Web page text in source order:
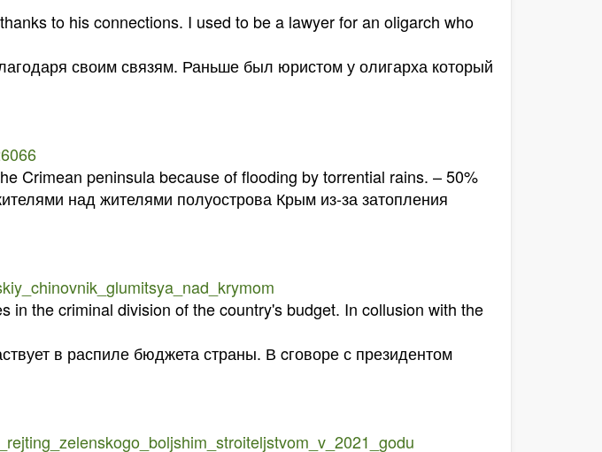
to his connections. I used to be a lawyer for an oligarch who
своим связям. Раньше был юристом у олигарха который
Crimean peninsula because of flooding by torrential rains. – 50%
над жителями полуострова Крым из-за затопления
in the criminal division of the country's budget. In collusion with the
в распиле бюджета страны. В cговоре с президентом